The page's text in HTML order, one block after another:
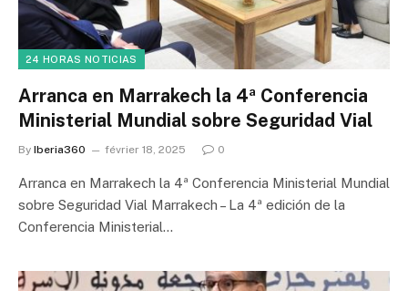
24 HORAS NOTICIAS
Arranca en Marrakech la 4ª Conferencia
Ministerial Mundial sobre Seguridad Vial
By Iberia360 février 18, 2025 0
Arranca en Marrakech la 4ª Conferencia Ministerial Mundial
sobre Seguridad Vial Marrakech – La 4ª edición de la
Conferencia Ministerial…